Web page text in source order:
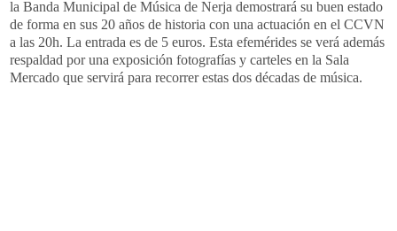
la Banda Municipal de Música de Nerja demostrará su buen estado
de forma en sus 20 años de historia con una actuación en el CCVN
a las 20h. La entrada es de 5 euros. Esta efemérides se verá además
respaldad por una exposición fotografías y carteles en la Sala
Mercado que servirá para recorrer estas dos décadas de música.